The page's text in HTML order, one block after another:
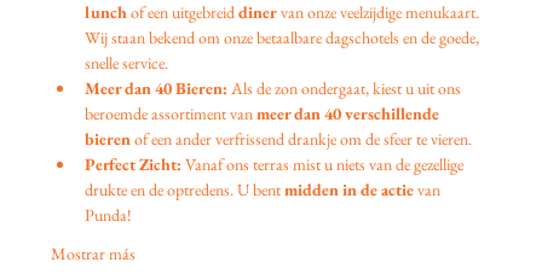
lunch of een uitgebreid diner van onze veelzijdige menukaart.
Wij staan bekend om onze betaalbare dagschotels en de goede,
snelle service.
Meer dan 40 Bieren: Als de zon ondergaat, kiest u uit ons
beroemde assortiment van meer dan 40 verschillende
bieren of een ander verfrissend drankje om de sfeer te vieren.
Perfect Zicht: Vanaf ons terras mist u niets van de gezellige
drukte en de optredens. U bent midden in de actie van
Punda!
Mostrar más